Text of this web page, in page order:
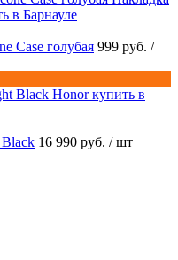
Case голубая 999 руб. /
16 990 руб. / шт